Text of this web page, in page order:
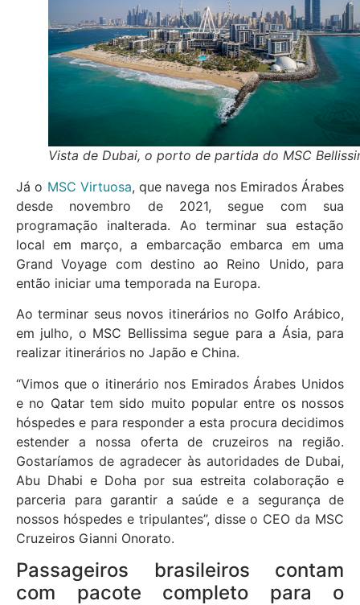
Vista de Dubai, o porto de partida do MSC
Já o MSC Virtuosa, que navega nos Emirados Árabes
desde novembro de 2021, segue com sua
programação inalterada. Ao terminar sua estação
local em março, a embarcação embarca em uma
Grand Voyage com destino ao Reino Unido, para
então iniciar uma temporada na Europa.
Ao terminar seus novos itinerários no Golfo Arábico,
em julho, o MSC Bellissima segue para a Ásia, para
realizar itinerários no Japão e China.
“Vimos que o itinerário nos Emirados Árabes Unidos
e no Qatar tem sido muito popular entre os nossos
hóspedes e para responder a esta procura decidimos
estender a nossa oferta de cruzeiros na região.
Gostaríamos de agradecer às autoridades de Dubai,
Abu Dhabi e Doha por sua estreita colaboração e
parceria para garantir a saúde e a segurança de
nossos hóspedes e tripulantes”, disse o CEO da MSC
Cruzeiros Gianni Onorato.
Passageiros brasileiros contam
com pacote completo para o